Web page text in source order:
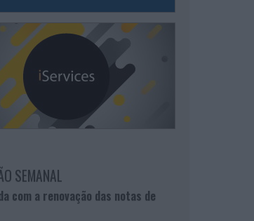
SEMANAL
com a renovação das notas de